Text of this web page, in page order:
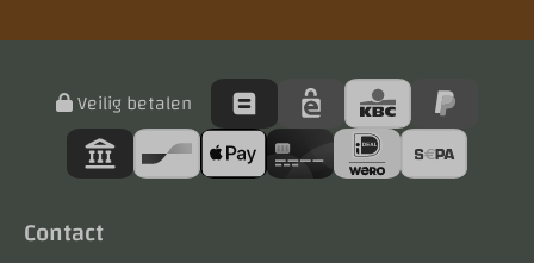
Veilig betalen
Contact